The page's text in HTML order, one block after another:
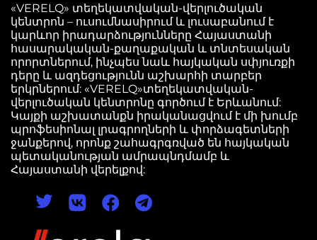
«VERELQ» տեղեկատվական-վերլուծական
կենտրոն – ուսումնասիրում և լուսաբանում է
կարևոր իրադարձությունները Հայաստանի
հասարակական-քաղաքական և տնտեսական
որորտներում, ինչպես նաև հայկական սփյուռքի
դերը և ազդեցությունն աշխարհի տարբեր
երկրներում: «VERELQ»տեղեկատվական-
վերլուծական կենտրոնը գործում է Երևանում:
Կայքի աշխատանքն իրականացվում է մի խումբ
պրոֆեսիոնալ լրագրողների և փորձագետների
ջանքերով, որոնք շահագրգռված են հայկական
պետականության ամրապնդմամբ և
Հայաստանի վերելքով: